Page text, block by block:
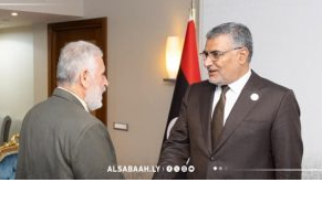
جنزور
يطلعون
تكالة
على
جهودهم
بالمصالحة
الوطنية